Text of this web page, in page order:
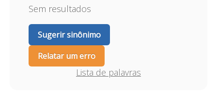
Sem resultados
Sugerir sinônimo
Relatar um erro
Lista de palavras